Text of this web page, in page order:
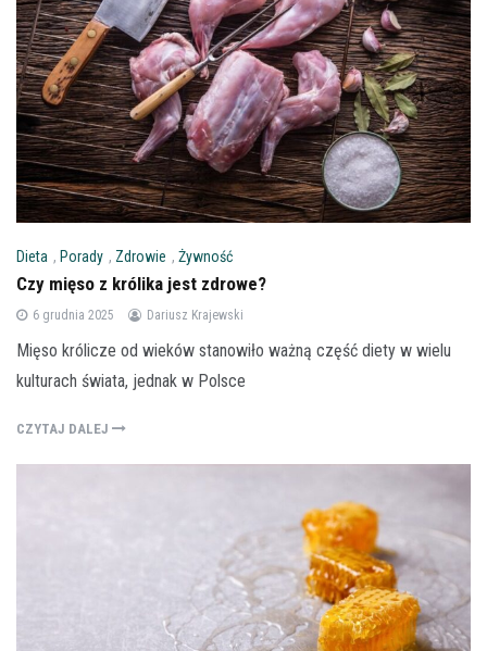
Dieta , Porady , Zdrowie , Żywność
Czy mięso z królika jest zdrowe?
6 grudnia 2025 Dariusz Krajewski
Mięso królicze od wieków stanowiło ważną część diety w wielu
kulturach świata, jednak w Polsce
CZYTAJ DALEJ